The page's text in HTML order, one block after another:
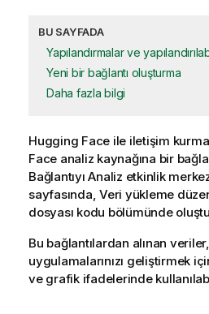
BU SAYFADA
Yapılandırmalar ve
Yeni bir bağlantı oluşturma
Daha fazla bilgi
Hugging Face ile iletişim
Face analiz kaynağına bir
Bağlantıyı Analiz etkinlik
sayfasında, Veri yükleme
dosyası kodu bölümünde
Bu bağlantılardan alınan veriler,
uygulamalarınızı geliştirmek
ve grafik ifadelerinde